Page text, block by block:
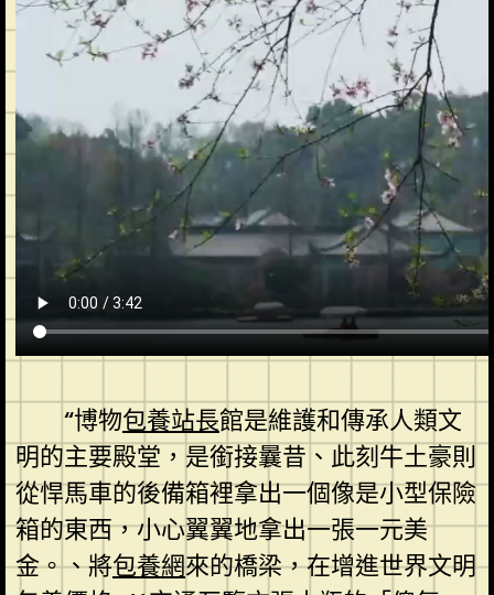
“博物包養站長館是維護和傳承人類文
明的主要殿堂，是銜接曩昔、此刻牛土豪則
從悍馬車的後備箱裡拿出一個像是小型保險
箱的東西，小心翼翼地拿出一張一元美
金。、將包養網來的橋梁，在增進世界文明